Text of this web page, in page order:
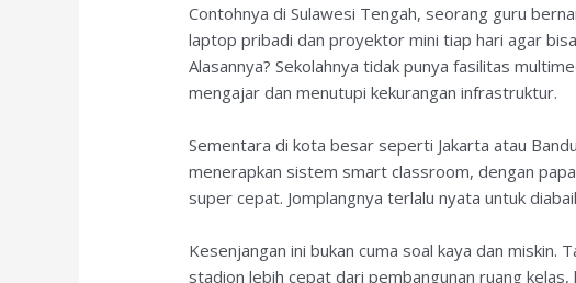
Contohnya di Sulawesi Tengah, seorang guru
laptop pribadi dan proyektor mini tiap hari agar
Alasannya? Sekolahnya tidak punya fasilitas
mengajar dan menutupi kekurangan infrastruktur.
Sementara di kota besar seperti Jakarta atau
menerapkan sistem smart classroom, dengan
super cepat. Jomplangnya terlalu nyata untuk
Kesenjangan ini bukan cuma soal kaya dan miskin.
stadion lebih cepat dari pembangunan ruang